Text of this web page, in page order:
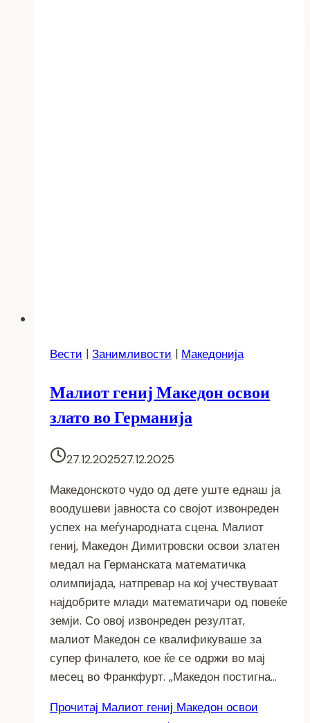
Вести | Занимливости | Македонија
Малиот гениј Македон освои
злато во Германија
27.12.202527.12.2025
Македонското чудо од дете уште еднаш ја
воодушеви јавноста со својот извонреден
успех на меѓународната сцена. Мaлиот
гениј, Македон Димитровски освои златен
медал на Германската математичка
олимпијада, натпревар на кој учествуваат
најдобрите млади математичари од повеќе
земји. Со овој извонреден резултат,
малиот Македон се квалификуваше за
супер финалето, кое ќе се одржи во мај
месец во Франкфурт. „Македон постигна…
Прочитај Малиот гениј Македон освои